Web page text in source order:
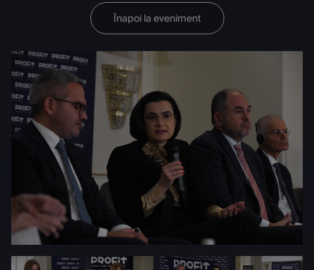
Înapoi la eveniment